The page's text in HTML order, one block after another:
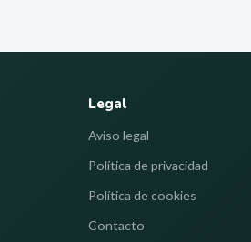
Legal
Aviso legal
Política de privacidad
Política de cookies
Contacto